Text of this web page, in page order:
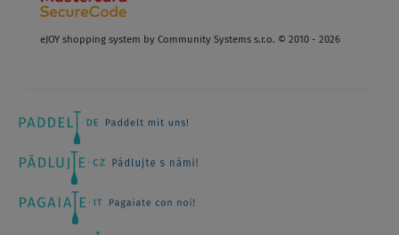
eJOY shopping system by Community Systems s.r.o. © 2010 - 2026